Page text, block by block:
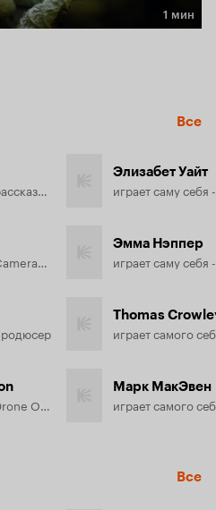
1 мин
Все
Элизабет Уайт
играет саму
Эмма Нэппер
играет саму
Thomas
Марк МакЭвен
Все